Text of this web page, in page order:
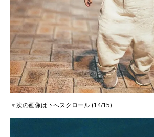
▼次の画像は下へスクロール (14/15)